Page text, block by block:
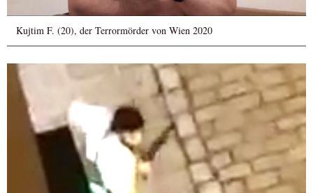
Kujtim F. (20), der Terrormörder von Wien 2020